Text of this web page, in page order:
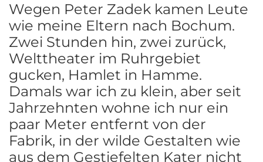
Wegen Peter Zadek kamen Leute
wie meine Eltern nach Bochum.
Zwei Stunden hin, zwei zurück,
Welttheater im Ruhrgebiet
gucken, Hamlet in Hamme.
Damals war ich zu klein, aber seit
Jahrzehnten wohne ich nur ein
paar Meter entfernt von der
Fabrik, in der wilde Gestalten wie
aus dem Gestiefelten Kater nicht